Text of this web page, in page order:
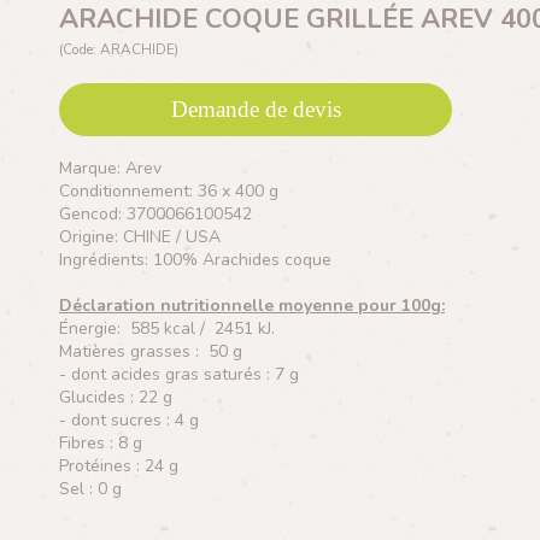
ARACHIDE COQUE GRILLÉE AREV
(Code: ARACHIDE)
Demande de devis
Marque: Arev
Conditionnement: 36 x 400 g
Gencod: 3700066100542
Origine: CHINE / USA
Ingrédients: 100% Arachides coque
Déclaration nutritionnelle moyenne pour 100g:
Énergie: 585 kcal / 2451 kJ.
Matières grasses : 50 g
- dont acides gras saturés : 7 g
Glucides : 22 g
- dont sucres : 4 g
Fibres : 8 g
Protéines : 24 g
Sel : 0 g